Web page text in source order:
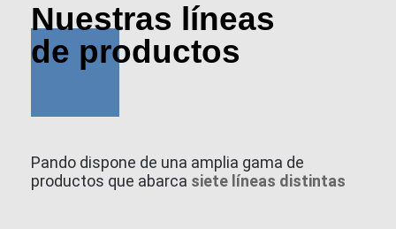
Nuestras líneas
de productos
Pando dispone de una amplia gama de
productos que abarca siete líneas distintas